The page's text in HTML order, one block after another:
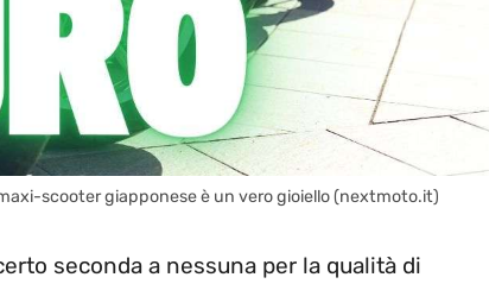
scooter giapponese è un vero gioiello (nextmoto.it)
seconda a nessuna per la qualità di